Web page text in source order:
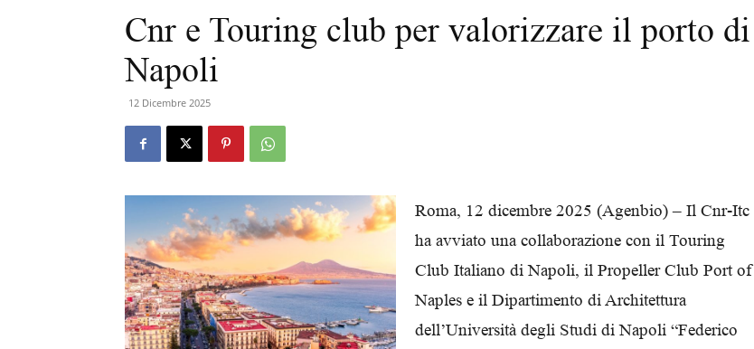
Nazionale
Cnr e Touring club per valorizzare il porto di
Napoli
12 Dicembre 2025
Roma, 12 dicembre 2025 (Agenbio) – Il Cnr-Itc
ha avviato una collaborazione con il Touring
Club Italiano di Napoli, il Propeller Club Port of
Naples e il Dipartimento di Architettura
dell’Università degli Studi di Napoli “Federico